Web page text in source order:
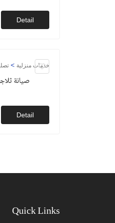
Detail
خدمات منزلية >
صيانة ثلاجات
Detail
Quick Links